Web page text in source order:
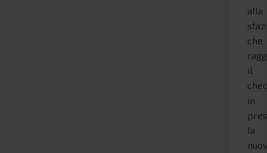
alla
che
il
in
la